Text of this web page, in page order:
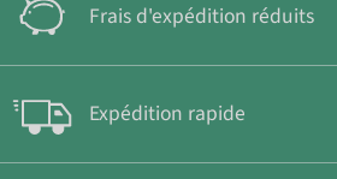
Frais d'expédition réduits
Expédition rapide